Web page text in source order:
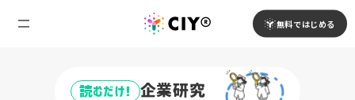
無料ではじめる
読むだけ! 企業研究